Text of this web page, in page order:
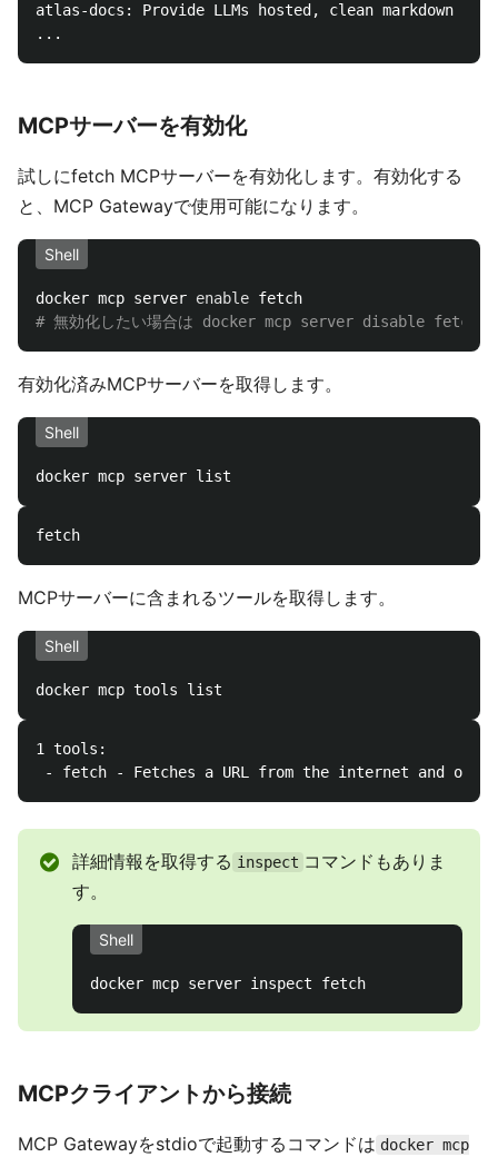
atlas-docs: Provide LLMs hosted, clean markdown
MCPサーバーを有効化
試しにfetch MCPサーバーを有効化します。有効化する
と、MCP Gatewayで使用可能になります。
Shell
docker mcp server enable
# 無効化したい場合は docker mcp server disable fetch
有効化済みMCPサーバーを取得します。
Shell
MCPサーバーに含まれるツールを取得します。
Shell
1 tools:
詳細情報を取得する inspect コマンドもありま
す。
Shell
docker mcp server inspect fetch
MCPクライアントから接続
MCP Gatewayをstdioで起動するコマンドは docker mcp